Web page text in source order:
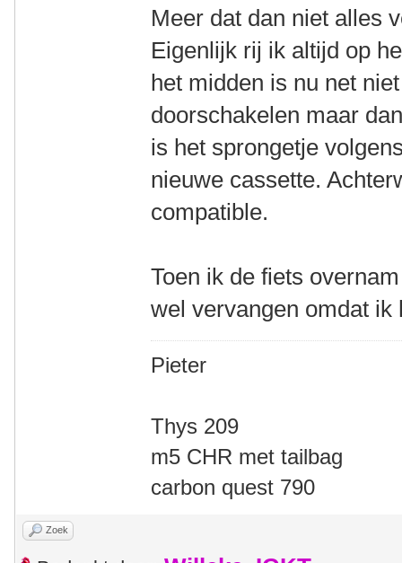
Meer dat dan niet alles
Eigenlijk rij ik altijd op
het midden is nu net
doorschakelen maar
is het sprongetje
nieuwe cassette.
compatible.
Toen ik de fiets
wel vervangen omdat
Pieter
Thys 209
m5 CHR met tailbag
carbon quest 790
Zoek